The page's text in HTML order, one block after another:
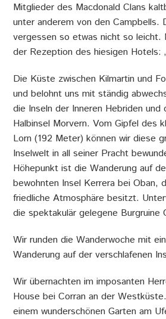
Mitglieder des Macdonald Clans
unter anderem von den Campbells.
vergessen so etwas nicht so leicht.
der Rezeption des hiesigen Hotels:
Die Küste zwischen Kilmartin und
und belohnt uns mit ständig
die Inseln der Inneren Hebriden und
Halbinsel Morvern. Vom Gipfel des
Lorn (192 Meter) können wir diese
Inselwelt in all seiner Pracht
Höhepunkt ist die Wanderung auf
bewohnten Insel Kerrera bei Oban,
friedliche Atmosphäre besitzt.
die spektakulär gelegene Burgruine
Wir runden die Wanderwoche mit
Wanderung auf der verschlafenen
Wir übernachten im imposanten
House bei Corran an der
einem wunderschönen Garten am